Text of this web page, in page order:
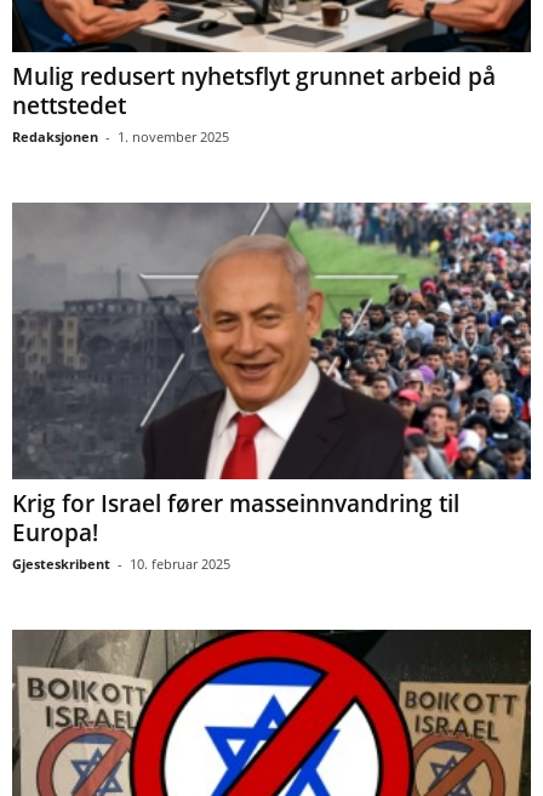
Mulig redusert nyhetsflyt grunnet arbeid på
nettstedet
Redaksjonen - 1. november 2025
Krig for Israel fører masseinnvandring til
Europa!
Gjesteskribent - 10. februar 2025